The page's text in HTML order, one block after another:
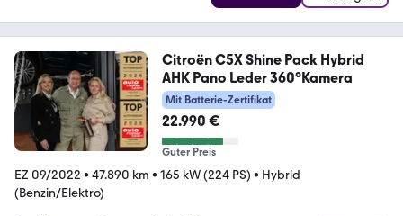
Citroën C5X Shine Pack Hybrid
AHK Pano Leder 360°Kamera
Mit Batterie-Zertifikat
22.990 €
Guter Preis
EZ 09/2022 • 47.890 km • 165 kW (224 PS) • Hybrid
(Benzin/Elektro)